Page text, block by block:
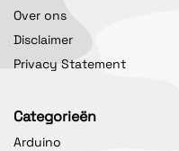
Over ons
Disclaimer
Privacy Statement
Categorieën
Arduino